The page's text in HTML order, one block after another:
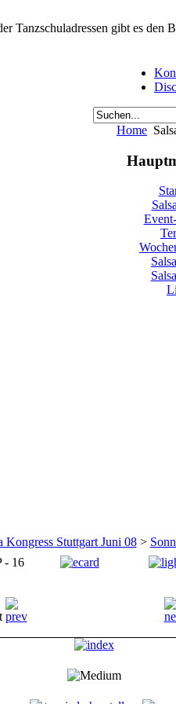
Tanzschuladressen gibt es
Home
Kongress Stuttgart Juni 08>
- 16